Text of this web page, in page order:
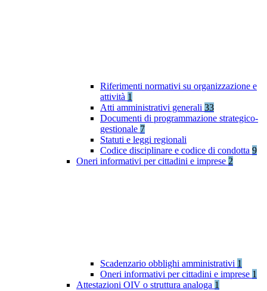
Riferimenti normativi su organizzazione e
attività 1
Atti amministrativi generali 33
Documenti di programmazione strategico-
gestionale 7
Statuti e leggi regionali
Codice disciplinare e codice di condotta 9
Oneri informativi per cittadini e imprese 2
Scadenzario obblighi amministrativi 1
Oneri informativi per cittadini e imprese 1
Attestazioni OIV o struttura analoga 1